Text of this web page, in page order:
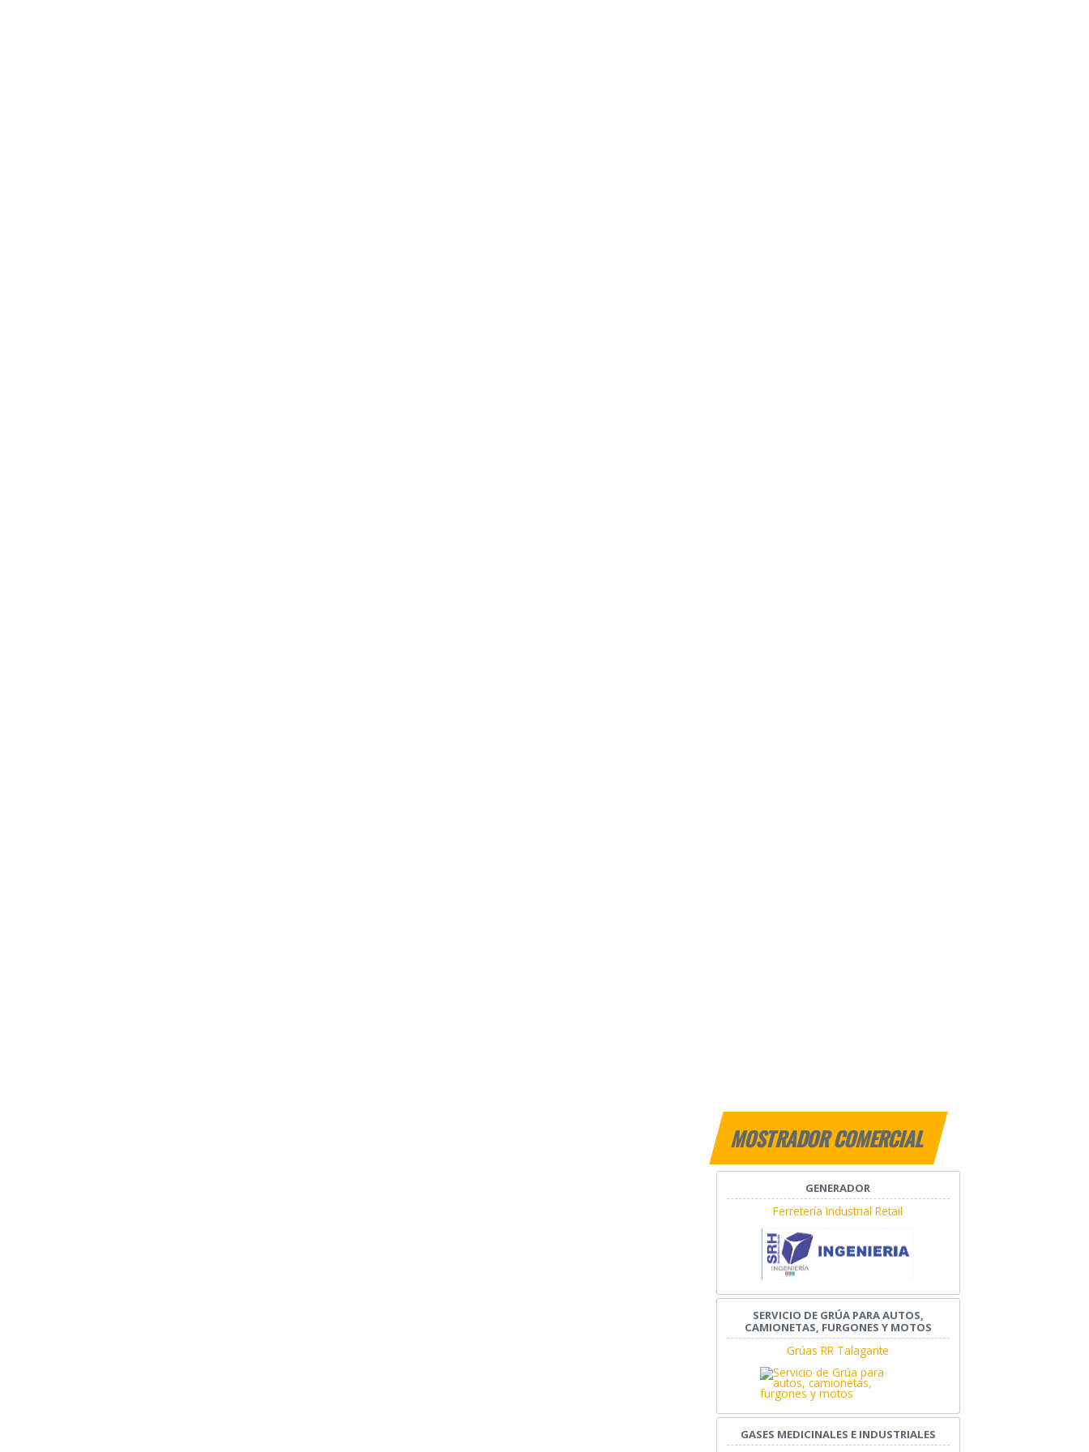
MOSTRADOR COMERCIAL
GENERADOR
Ferretería Industrial Retail
SERVICIO DE GRÚA PARA AUTOS,
CAMIONETAS, FURGONES Y MOTOS
Grúas RR Talagante
GASES MEDICINALES E INDUSTRIALES